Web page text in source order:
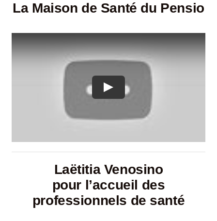
La Maison de Santé du Pensio
Laëtitia Venosino
pour l’accueil des
professionnels de santé